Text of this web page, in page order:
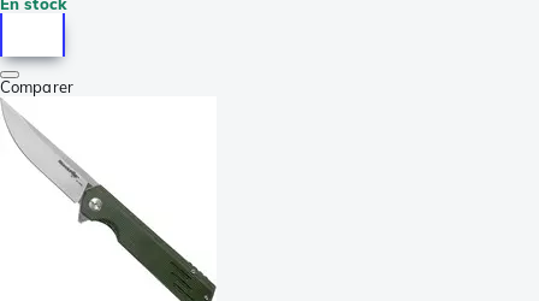
En stock
Comparer